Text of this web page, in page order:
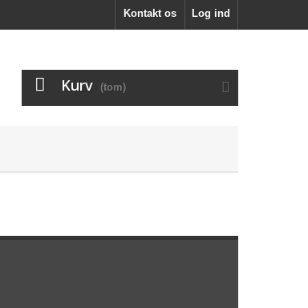
Log ind
Kontakt os
Kurv (tom)